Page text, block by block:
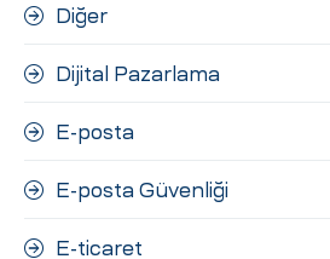
Diğer
Dijital Pazarlama
E-posta
E-posta Güvenliği
E-ticaret